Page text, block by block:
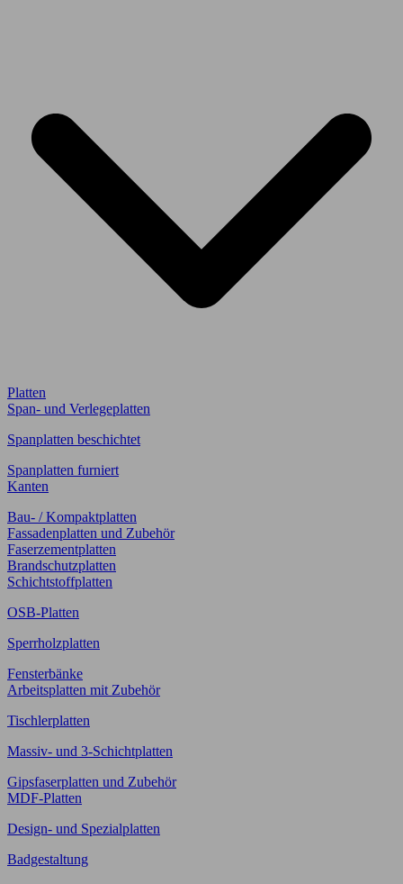
Platten
Span- und Verlegeplatten
Spanplatten beschichtet
Spanplatten furniert
Kanten
Bau- / Kompaktplatten
Fassadenplatten und Zubehör
Faserzementplatten
Brandschutzplatten
Schichtstoffplatten
OSB-Platten
Sperrholzplatten
Fensterbänke
Arbeitsplatten mit Zubehör
Tischlerplatten
Massiv- und 3-Schichtplatten
Gipsfaserplatten und Zubehör
MDF-Platten
Design- und Spezialplatten
Badgestaltung